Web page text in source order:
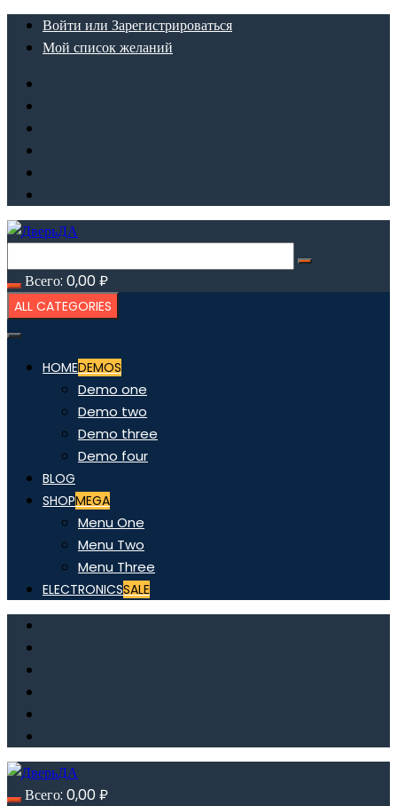
ПерейтиВойти или Зарегистрироваться
Мой список желаний
Всего: 0,00₽
ALL CATEGORIES
HOMEDEMOS
Demo one
Demo two
Demo three
Demo four
BLOG
SHOPMEGA
Menu One
Menu Two
Menu Three
ELECTRONICSSALE
Всего: 0,00₽